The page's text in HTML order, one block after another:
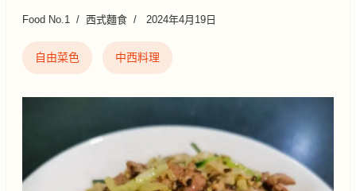
Food No.1 西式麵食 2024年4月19日
自由菜色 中西料理